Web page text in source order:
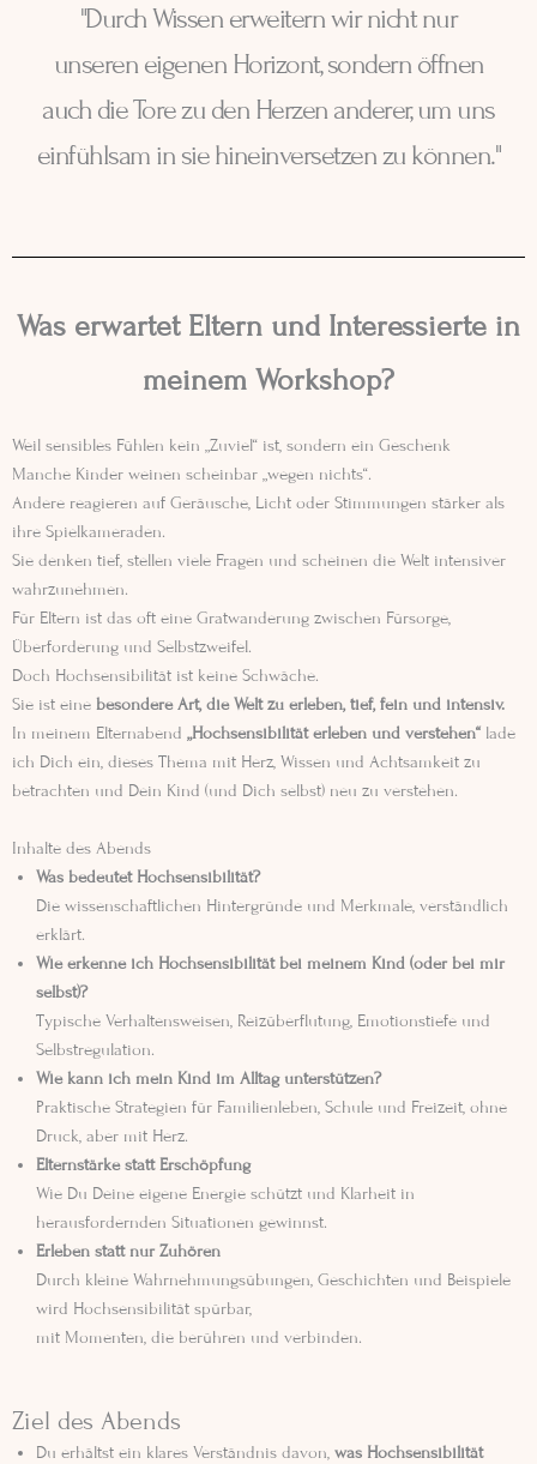
"Durch Wissen erweitern wir nicht nur
unseren eigenen Horizont, sondern öffnen
auch die Tore zu den Herzen anderer, um uns
einfühlsam in sie hineinversetzen zu können."
Was erwartet Eltern und Interessierte in
meinem Workshop?
Weil sensibles Fühlen kein „Zuviel“ ist, sondern ein Geschenk
Manche Kinder weinen scheinbar „wegen nichts“.
Andere reagieren auf Geräusche, Licht oder Stimmungen stärker als
ihre Spielkameraden.
Sie denken tief, stellen viele Fragen und scheinen die Welt intensiver
wahrzunehmen.
Für Eltern ist das oft eine Gratwanderung zwischen Fürsorge,
Überforderung und Selbstzweifel.
Doch Hochsensibilität ist keine Schwäche.
Sie ist eine besondere Art, die Welt zu erleben, tief, fein und intensiv.
In meinem Elternabend „Hochsensibilität erleben und verstehen“ lade
ich Dich ein, dieses Thema mit Herz, Wissen und Achtsamkeit zu
betrachten und Dein Kind (und Dich selbst) neu zu verstehen.
Inhalte des Abends
Was bedeutet Hochsensibilität?
Die wissenschaftlichen Hintergründe und Merkmale, verständlich
erklärt.
Wie erkenne ich Hochsensibilität bei meinem Kind (oder bei mir
selbst)?
Typische Verhaltensweisen, Reizüberflutung, Emotionstiefe und
Selbstregulation.
Wie kann ich mein Kind im Alltag unterstützen?
Praktische Strategien für Familienleben, Schule und Freizeit, ohne
Druck, aber mit Herz.
Elternstärke statt Erschöpfung
Wie Du Deine eigene Energie schützt und Klarheit in
herausfordernden Situationen gewinnst.
Erleben statt nur Zuhören
Durch kleine Wahrnehmungsübungen, Geschichten und Beispiele
wird Hochsensibilität spürbar,
mit Momenten, die berühren und verbinden.
Ziel des Abends
Du erhältst ein klares Verständnis davon, was Hochsensibilität